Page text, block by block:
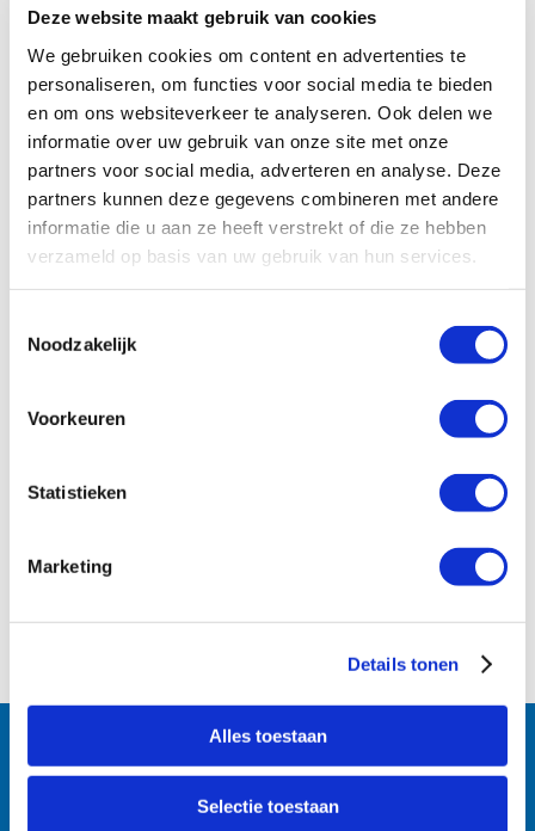
Deze website maakt gebruik van cookies
We gebruiken cookies om content en advertenties te
personaliseren, om functies voor social media te bieden
en om ons websiteverkeer te analyseren. Ook delen we
informatie over uw gebruik van onze site met onze
partners voor social media, adverteren en analyse. Deze
partners kunnen deze gegevens combineren met andere
informatie die u aan ze heeft verstrekt of die ze hebben
verzameld op basis van uw gebruik van hun services.
Noodzakelijk
Voorkeuren
Statistieken
Marketing
Details tonen
Alles toestaan
Selectie toestaan
Meer informatie
Model 718-03 – Elektronische
Regelafsluiter